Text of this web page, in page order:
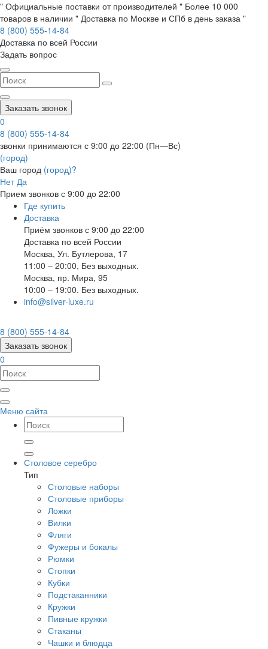
" Официальные поставки от производителей " Более 10 000
товаров в наличии " Доставка по Москве и СПб в день заказа "
8 (800) 555-14-84
Доставка по всей России
Задать вопрос
Заказать звонок
0
8 (800) 555-14-84
звонки принимаются с 9:00 до 22:00 (Пн—Вс)
(город)
Ваш город (город)?
Нет Да
Прием звонков с 9:00 до 22:00
Где купить
Доставка
Приём звонков с 9:00 до 22:00
Доставка по всей России
Москва, Ул. Бутлерова, 17
11:00 – 20:00, Без выходных.
Москва, пр. Мира, 95
10:00 – 19:00. Без выходных.
info@silver-luxe.ru
8 (800) 555-14-84
Заказать звонок
0
Меню сайта
Столовое серебро
Тип
Столовые наборы
Столовые приборы
Ложки
Вилки
Фляги
Фужеры и бокалы
Рюмки
Стопки
Кубки
Подстаканники
Кружки
Пивные кружки
Стаканы
Чашки и блюдца